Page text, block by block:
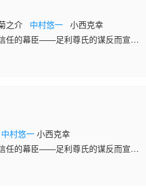
之介 中村悠一 小西克幸
任的幕臣——足利尊氏的谋反而宣告
在自称为神的神官——诹访赖重的
，时行与值得信赖的伙伴结成了
出作为率领大军之将领的实力。 另
中村悠一 小西克幸
任的幕臣——足利尊氏的谋反而宣告
在自称为神的神官——诹访赖重的